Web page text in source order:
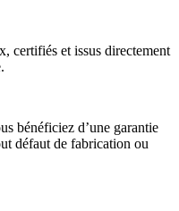
certifiés et issus directement
bénéficiez d’une garantie
défaut de fabrication ou